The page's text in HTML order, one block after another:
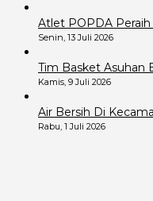
Atlet POPDA
Senin, 13 Juli 2026
Tim Basket Asuhan
Kamis, 9 Juli 2026
Air Bersih Di
Rabu, 1 Juli 2026